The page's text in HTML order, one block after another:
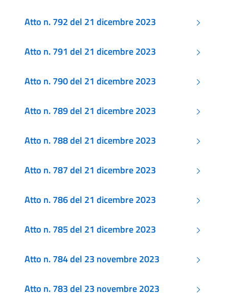
Atto n. 792 del 21 dicembre 2023
Atto n. 791 del 21 dicembre 2023
Atto n. 790 del 21 dicembre 2023
Atto n. 789 del 21 dicembre 2023
Atto n. 788 del 21 dicembre 2023
Atto n. 787 del 21 dicembre 2023
Atto n. 786 del 21 dicembre 2023
Atto n. 785 del 21 dicembre 2023
Atto n. 784 del 23 novembre 2023
Atto n. 783 del 23 novembre 2023